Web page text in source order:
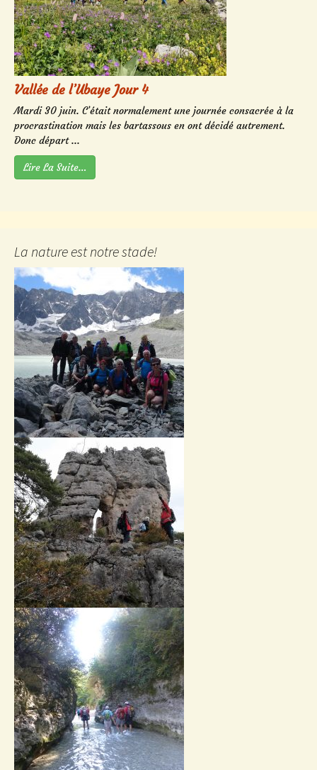
Vallée de l’Ubaye Jour 4
Mardi 30 juin. C’était normalement une journée consacrée à la
procrastination mais les bartassous en ont décidé autrement.
Donc départ ...
Lire La Suite…
La nature est notre stade!